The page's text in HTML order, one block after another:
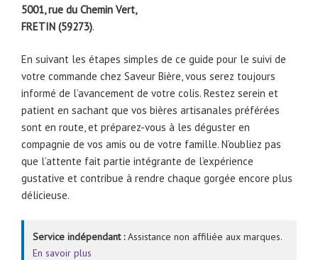
5001, rue du Chemin Vert,
FRETIN (59273).
En suivant les étapes simples de ce guide pour le suivi de
votre commande chez Saveur Bière, vous serez toujours
informé de l’avancement de votre colis. Restez serein et
patient en sachant que vos bières artisanales préférées
sont en route, et préparez-vous à les déguster en
compagnie de vos amis ou de votre famille. N’oubliez pas
que l’attente fait partie intégrante de l’expérience
gustative et contribue à rendre chaque gorgée encore plus
délicieuse.
Service indépendant :Assistance non affiliée aux marques.
En savoir plus